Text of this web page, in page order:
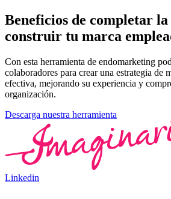
Beneficios de completar
construir tu marca
Con esta herramienta de endomarketing
colaboradores para crear una estrategia de
efectiva, mejorando su experiencia y
organización.
Descarga nuestra herramienta
Linkedin